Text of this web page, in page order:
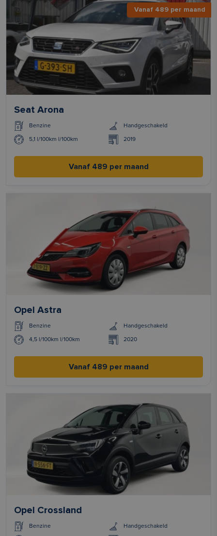
Vanaf 489 per maand
Seat Arona
Benzine Handgeschakeld
5,1 l/100km l/100km 2019
Vanaf 489 per maand
Opel Astra
Benzine Handgeschakeld
4,5 l/100km l/100km 2020
Vanaf 489 per maand
Opel Crossland
Benzine Handgeschakeld